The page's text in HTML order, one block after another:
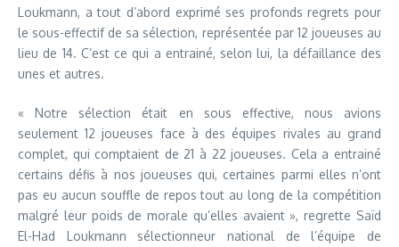
Loukmann, a tout d’abord exprimé ses profonds regrets pour
le sous-effectif de sa sélection, représentée par 12 joueuses au
lieu de 14. C’est ce qui a entrainé, selon lui, la défaillance des
unes et autres.
« Notre sélection était en sous effective, nous avions
seulement 12 joueuses face à des équipes rivales au grand
complet, qui comptaient de 21 à 22 joueuses. Cela a entrainé
certains défis à nos joueuses qui, certaines parmi elles n’ont
pas eu aucun souffle de repos tout au long de la compétition
malgré leur poids de morale qu’elles avaient », regrette Saïd
El-Had Loukmann sélectionneur national de l’équipe de